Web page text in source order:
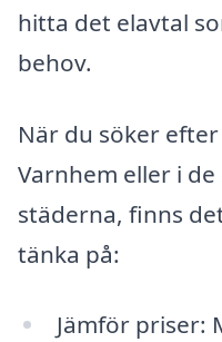
hitta det elavtal
behov.
När du söker
Varnhem eller i
städerna, finns
tänka på:
Jämför priser: